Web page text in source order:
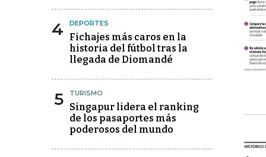
4 DEPORTES
Fichajes más caros en la
historia del fútbol tras la
llegada de Diomandé
5 TURISMO
Singapur lidera el ranking
de los pasaportes más
poderosos del mundo